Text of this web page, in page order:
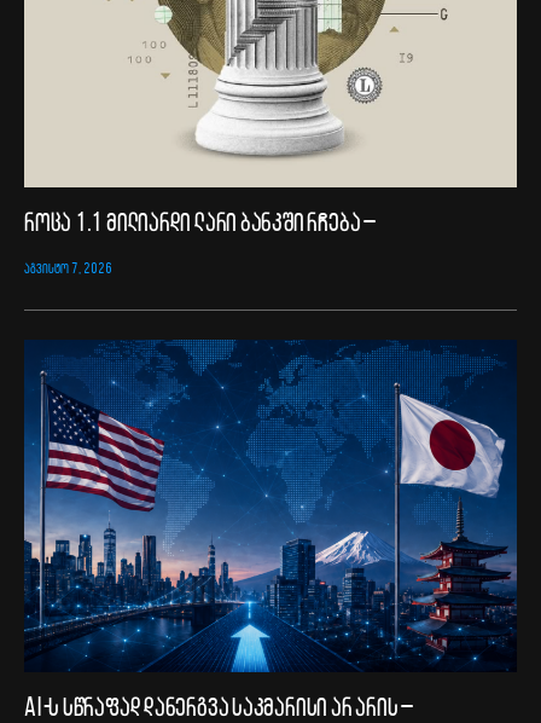
როცა 1.1 მილიარდი ლარი ბანკში რჩება –
ᲐᲒᲕᲘᲡᲢᲝ 7, 2026
AI-ს სწრაფად დანერგვა საკმარისი არ არის –